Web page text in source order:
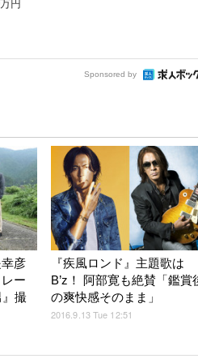
円
Sponsored by
彦
ー
』撮
『疾風ロンド』主題歌は
B’z！ 阿部寛も絶賛「鑑賞
の爽快感そのまま」
2016.9.13 Tue 12:51